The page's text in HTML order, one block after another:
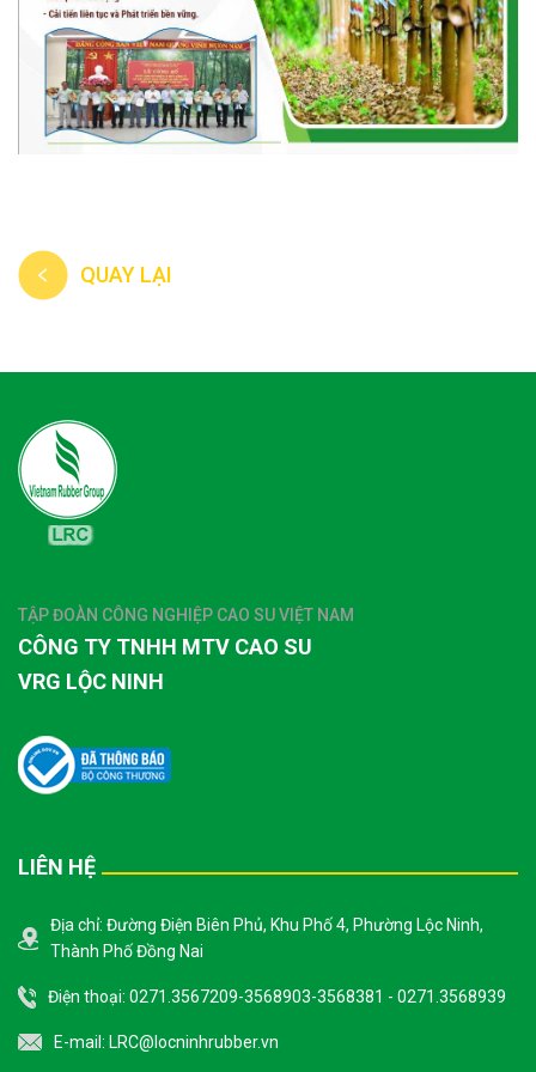
QUAY LẠI
TẬP ĐOÀN CÔNG NGHIỆP CAO SU VIỆT NAM
CÔNG TY TNHH MTV CAO SU
VRG LỘC NINH
LIÊN HỆ
Địa chỉ: Đường Điện Biên Phủ, Khu Phố 4, Phường Lộc Ninh,
Thành Phố Đồng Nai
Điện thoại: 0271.3567209-3568903-3568381 - 0271.3568939
E-mail: LRC@locninhrubber.vn